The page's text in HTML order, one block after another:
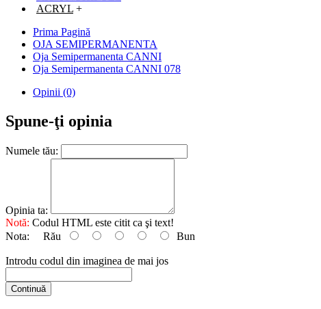
ACRYL +
Prima Pagină
OJA SEMIPERMANENTA
Oja Semipermanenta CANNI
Oja Semipermanenta CANNI 078
Opinii (0)
Spune-ţi opinia
Numele tău:
Opinia ta:
Notă: Codul HTML este citit ca şi text!
Nota: Rău Bun
Introdu codul din imaginea de mai jos
Continuă